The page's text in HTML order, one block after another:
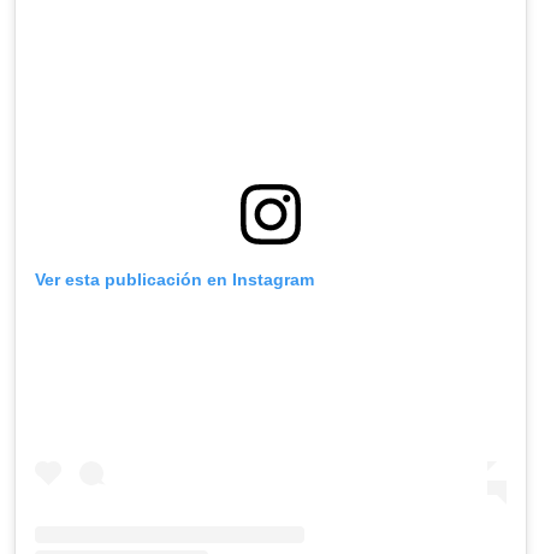
Ver esta publicación en Instagram